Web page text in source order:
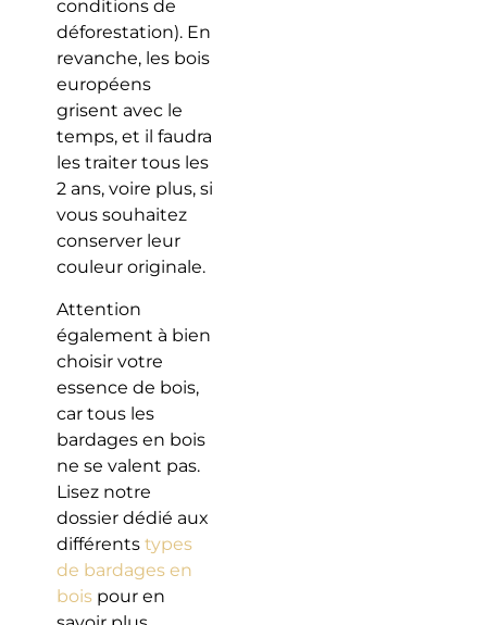
conditions de
déforestation). En
revanche, les bois
européens
grisent avec le
temps, et il faudra
les traiter tous les
2 ans, voire plus, si
vous souhaitez
conserver leur
couleur originale.
Attention
également à bien
choisir votre
essence de bois,
car tous les
bardages en bois
ne se valent pas.
Lisez notre
dossier dédié aux
différents types
de bardages en
boispour en